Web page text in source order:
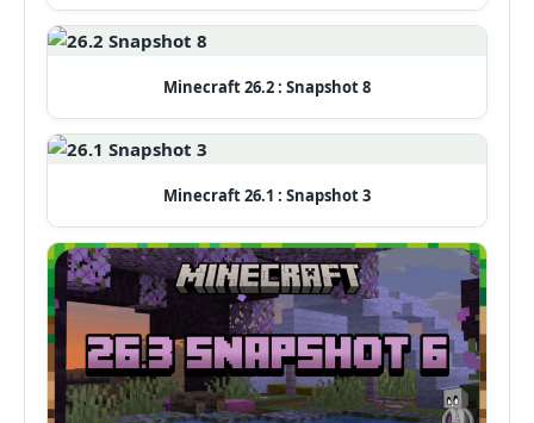
Minecraft 26.2 : Snapshot 8
Minecraft 26.1 : Snapshot 3